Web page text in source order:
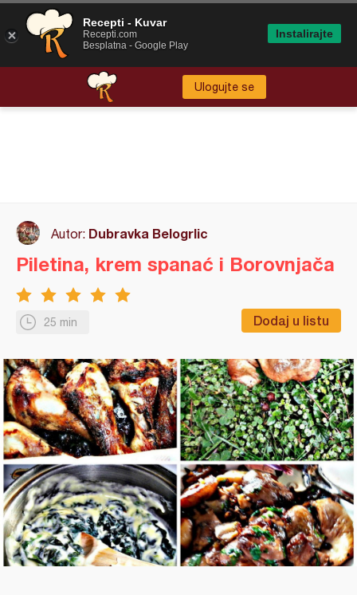
Ulogujte se
Autor: Dubravka Belogrlic
25 min Dodaj u listu
Piletina, krem spanać i Borovnjača
Recepti - Kuvar
Recepti.com
Besplatna - Google Play
Instalirajte